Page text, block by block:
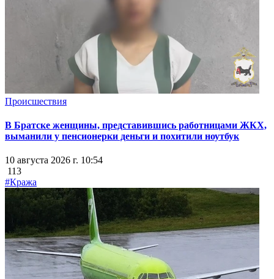
Происшествия
В Братске женщины, представившись работницами ЖКХ,
выманили у пенсионерки деньги и похитили ноутбук
10 августа 2026 г. 10:54
113
#Кража